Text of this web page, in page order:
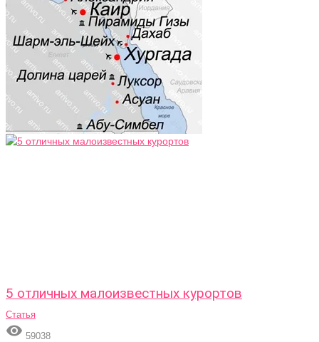
5 отличных малоизвестных курортов
Статья
 59038